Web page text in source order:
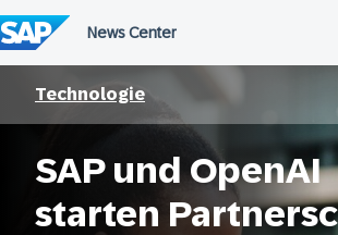
Technologie
SAP und OpenAI
starten